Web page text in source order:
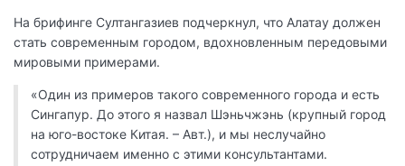
На брифинге Султангазиев подчеркнул, что Алатау должен
стать современным городом, вдохновленным передовыми
мировыми примерами.
«Один из примеров такого современного города и есть
Сингапур. До этого я назвал Шэньчжэнь (крупный город
на юго-востоке Китая. – Авт.), и мы неслучайно
сотрудничаем именно с этими консультантами.